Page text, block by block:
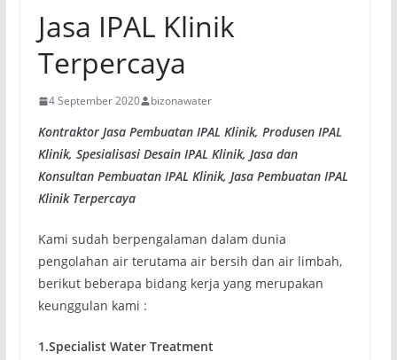
Jasa IPAL Klinik
Terpercaya
4 September 2020 bizonawater
Kontraktor Jasa Pembuatan IPAL Klinik, Produsen IPAL
Klinik, Spesialisasi Desain IPAL Klinik, Jasa dan
Konsultan Pembuatan IPAL Klinik, Jasa Pembuatan IPAL
Klinik Terpercaya
Kami sudah berpengalaman dalam dunia
pengolahan air terutama air bersih dan air limbah,
berikut beberapa bidang kerja yang merupakan
keunggulan kami :
1.Specialist Water Treatment